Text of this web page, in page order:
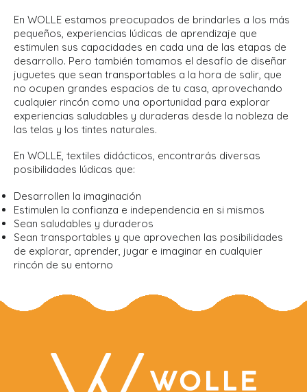
En WOLLE estamos preocupados de brindarles a los más
pequeños, experiencias lúdicas de aprendizaje que
estimulen sus capacidades en cada una de las etapas de
desarrollo. Pero también tomamos el desafío de diseñar
juguetes que sean transportables a la hora de salir, que
no ocupen grandes espacios de tu casa, aprovechando
cualquier rincón como una oportunidad para explorar
experiencias saludables y duraderas desde la nobleza de
las telas y los tintes naturales.
En WOLLE, textiles didácticos, encontrarás diversas
posibilidades lúdicas que:
Desarrollen la imaginación
Estimulen la confianza e independencia en si mismos
Sean saludables y duraderos
Sean transportables y que aprovechen las posibilidades
de explorar, aprender, jugar e imaginar en cualquier
rincón de su entorno